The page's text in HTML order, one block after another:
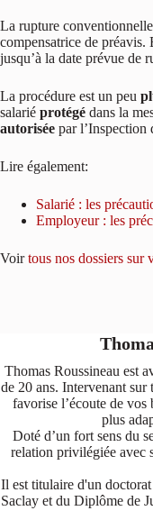
La rupture
compensatrice de préavis.
jusqu’à la date prévue de
La procédure est un peu
salarié protégé dans la
autorisée par l’Inspection
Lire également:
Salarié : les
Employeur : les
Voirtous nos dossiers sur
Thomas Roussineau est
de 20 ans. Intervenant sur
favorise l’écoute de
plus
Doté d’un fort sens du
relation privilégiée avec
Il est titulaire d'un
Saclay et du Diplôme de